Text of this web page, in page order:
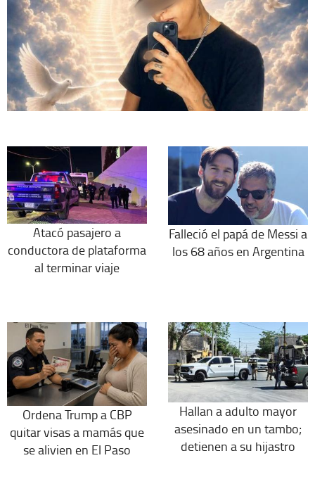
Atacó pasajero a
conductora de plataforma
al terminar viaje
Falleció el papá de Messi a
los 68 años en Argentina
Ordena Trump a CBP
quitar visas a mamás que
se alivien en El Paso
Hallan a adulto mayor
asesinado en un tambo;
detienen a su hijastro